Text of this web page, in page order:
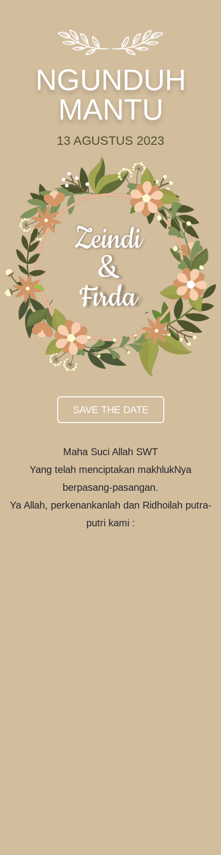
NGUNDUH
MANTU
13 AGUSTUS 2023
SAVE THE DATE
Maha Suci Allah SWT
Yang telah menciptakan makhlukNya
berpasang-pasangan.
Ya Allah, perkenankanlah dan Ridhoilah putra-
putri kami :